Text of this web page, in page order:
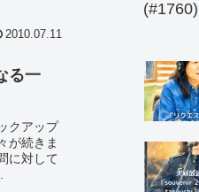
2010.07.11
る一
クアップ
が続きま
に対して
(#1760)